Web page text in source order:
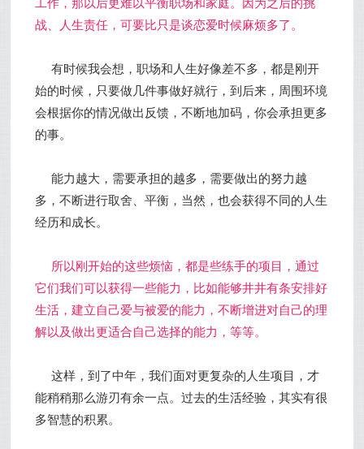
战、人生责任，可要比只是谈恋爱时候麻烦多了。
有时候我会想，职场和人生好像差不多，都是刚开
始的时候，只要做几件事做好就行，到后来，周围环境
会根据你的情况做出反馈，不断地加码，你会承担更多
的事。
能力越大，需要承担的越多，需要做出的努力越
多，不断进行取舍、平衡，当然，也会获得不同的人生
经历和成长。
所以刚开始的这些烦恼，都是些练手的项目，通过
它们我们可以获得一些能力，比如能够井井有条安排好
生活，建立自己爱与被爱的能力，不断增进对自己的理
解以及做出更适合自己选择的能力，等等。
这样，到了中年，我们面对更复杂的人生项目，才
能稍稍那么游刃有余一点。过去的生活经验，其实有很
多智慧的积累。